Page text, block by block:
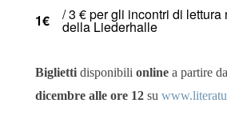
1€ / 3 € per gli incon­tri di
del­la Liederhalle
Biglietti disponibili online a partire da
dicembre alle ore 12 su